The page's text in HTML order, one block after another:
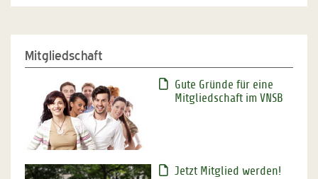
Mitgliedschaft
Gute Gründe für eine
Mitgliedschaft im VNSB
Jetzt Mitglied werden!